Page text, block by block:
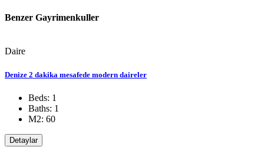
Benzer Gayrimenkuller
Daire
Denize 2 dakika mesafede modern daireler
Beds: 1
Baths: 1
M2: 60
Detaylar